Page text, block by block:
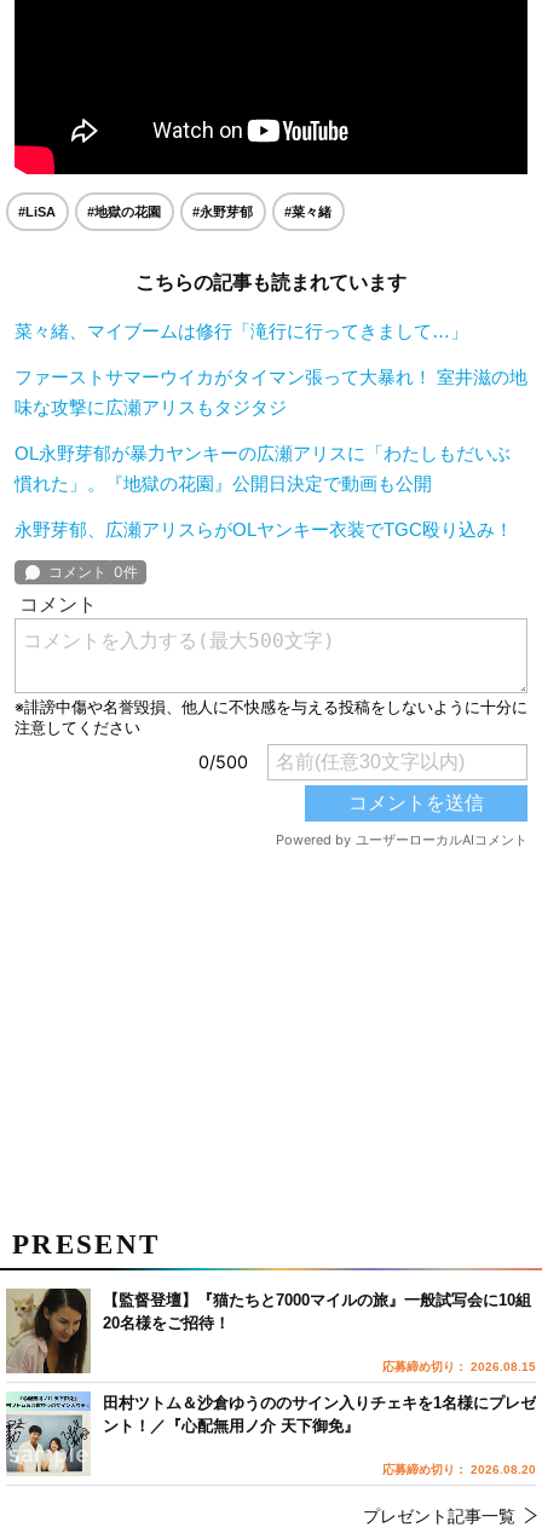
#LiSA #地獄の花園 #永野芽郁 #菜々緒
こちらの記事も読まれています
菜々緒、マイブームは修行「滝行に行ってきまして…」
ファーストサマーウイカがタイマン張って大暴れ！ 室井滋の地
味な攻撃に広瀬アリスもタジタジ
OL永野芽郁が暴力ヤンキーの広瀬アリスに「わたしもだいぶ
慣れた」。『地獄の花園』公開日決定で動画も公開
永野芽郁、広瀬アリスらがOLヤンキー衣装でTGC殴り込み！
PRESENT
【監督登壇】『猫たちと7000マイルの旅』一般試写会に10組
20名様をご招待！
応募締め切り： 2026.08.15
田村ツトム＆沙倉ゆうののサイン入りチェキを1名様にプレゼ
ント！／『心配無用ノ介 天下御免』
応募締め切り： 2026.08.20
プレゼント記事一覧